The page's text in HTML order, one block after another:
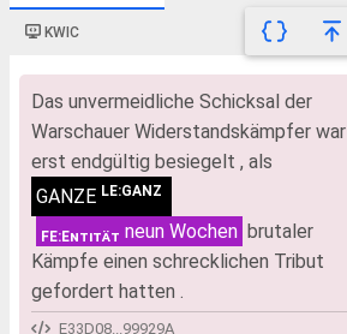
gesamt.ADJ
lediglich.ADV
KWIC
Das unvermeidliche Schicksal der
Warschauer Widerstandskämpfer war
erst endgültig besiegelt , als
GANZE LE:GANZ
FE:Entität neun Wochen brutaler
Kämpfe einen schrecklichen Tribut
gefordert hatten .
E33D08...99929A